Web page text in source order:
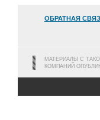
ОБРАТНАЯ
МАТЕРИАЛЫ С
КОМПАНИЙ